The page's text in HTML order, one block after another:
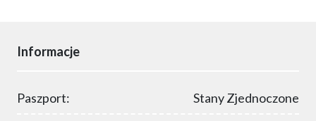
Informacje
Paszport: Stany Zjednoczone